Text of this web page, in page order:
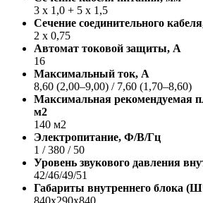
3 х 1,0 + 5 х 1,5
Сечение соединительного
2 х 0,75
Автомат токовой защиты, A
16
Максимальный ток, А
8,60 (2,00–9,00) / 7,60 (1,70–8,60)
Максимальная рекомендуемая
м2
140 м2
Электропитание, Ф/В/Гц
1 / 380 / 50
Уровень звукового давления
42/46/49/51
Габариты внутреннего блока